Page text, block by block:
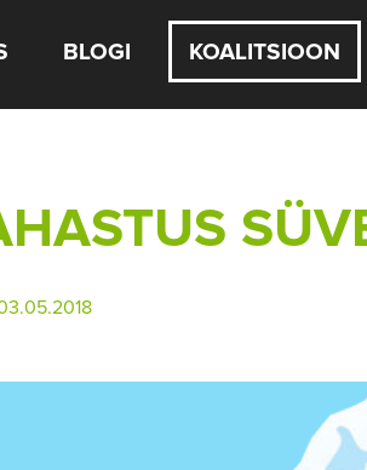
BLOGI KOALITSIOON